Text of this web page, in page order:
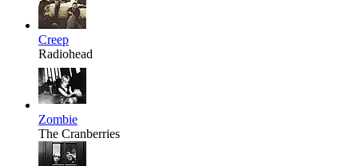
Creep
Radiohead
Zombie
The Cranberries